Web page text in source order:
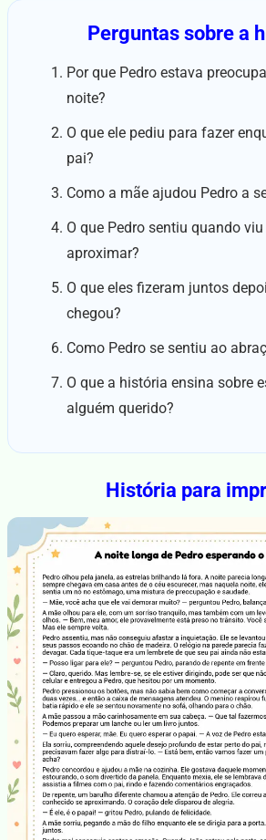
Perguntas sobre a
Por que Pedro estava
noite?
O que ele pediu para fazer
pai?
Como a mãe ajudou Pedro a
O que Pedro sentiu quando
aproximar?
O que eles fizeram juntos
chegou?
Como Pedro se sentiu ao
O que a história ensina sobre
alguém querido?
História para